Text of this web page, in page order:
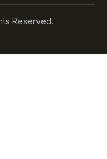
Reserved.